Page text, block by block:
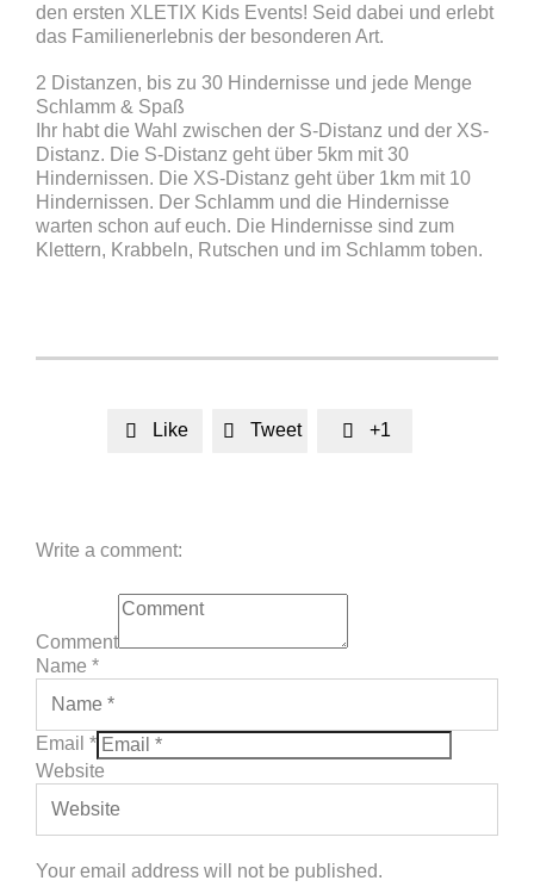
den ersten XLETIX Kids Events! Seid dabei und erlebt
das Familienerlebnis der besonderen Art.
2 Distanzen, bis zu 30 Hindernisse und jede Menge
Schlamm & Spaß
Ihr habt die Wahl zwischen der S-Distanz und der XS-
Distanz. Die S-Distanz geht über 5km mit 30
Hindernissen. Die XS-Distanz geht über 1km mit 10
Hindernissen. Der Schlamm und die Hindernisse
warten schon auf euch. Die Hindernisse sind zum
Klettern, Krabbeln, Rutschen und im Schlamm toben.
 Like  Tweet  +1
Write a comment:
Comment
Name *
Email *
Website
Your email address will not be published.